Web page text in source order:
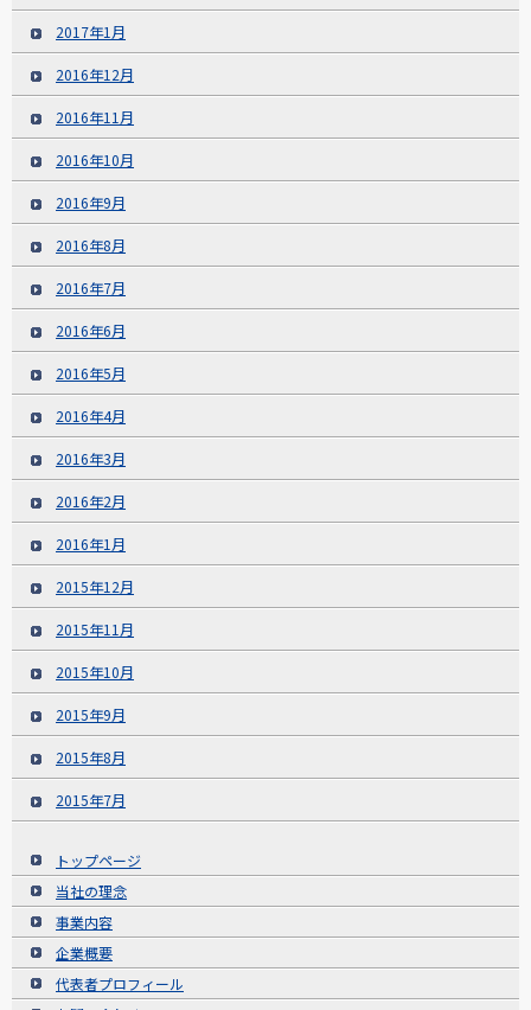
2017年1月
2016年12月
2016年11月
2016年10月
2016年9月
2016年8月
2016年7月
2016年6月
2016年5月
2016年4月
2016年3月
2016年2月
2016年1月
2015年12月
2015年11月
2015年10月
2015年9月
2015年8月
2015年7月
トップページ
当社の理念
事業内容
企業概要
代表者プロフィール